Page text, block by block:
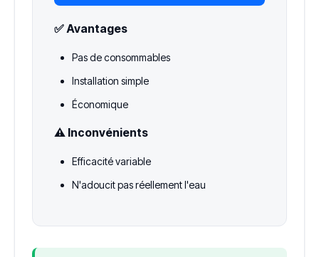
✅ Avantages
Pas de consommables
Installation simple
Économique
⚠️ Inconvénients
Efficacité variable
N'adoucit pas réellement l'eau